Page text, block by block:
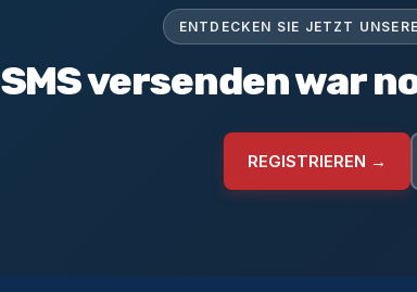
ENTDECKEN SIE JETZT
SMS versenden war
REGISTRIEREN →